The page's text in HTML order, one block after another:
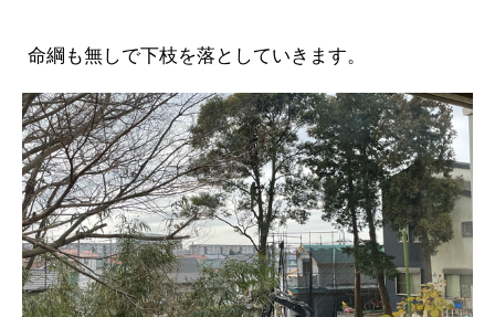
命綱も無しで下枝を落としていきます。